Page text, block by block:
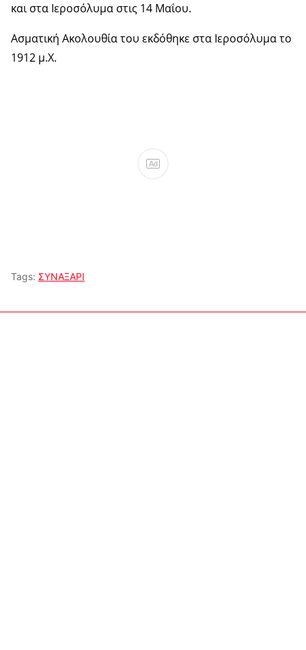
και στα Ιεροσόλυμα στις 14 Μαΐου.
Ασματική Ακολουθία του εκδόθηκε στα Ιεροσόλυμα το
1912 μ.Χ.
Ad
Tags: ΣΥΝΑΞΑΡΙ